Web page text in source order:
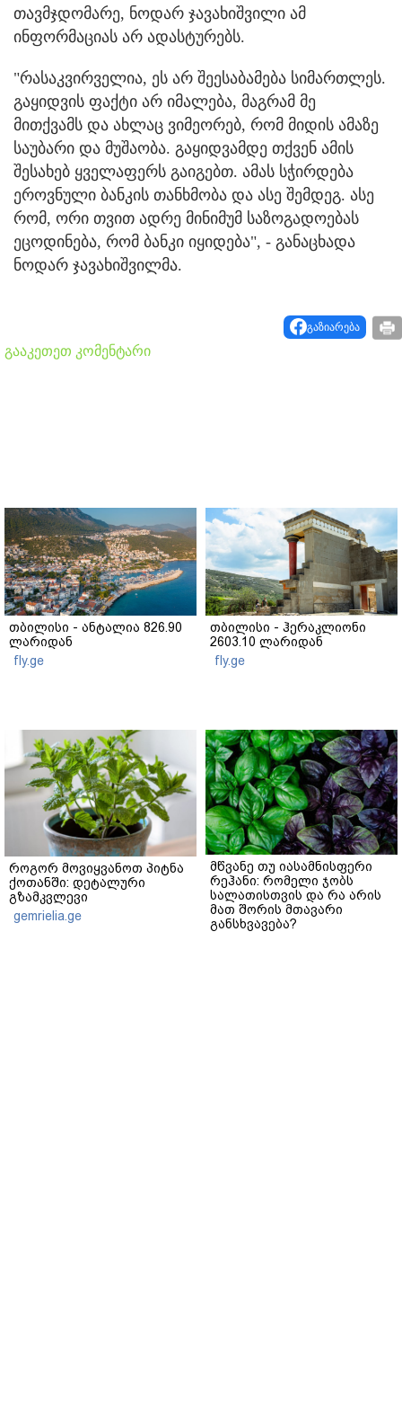
თავმჯდომარე, ნოდარ ჯავახიშვილი ამ
ინფორმაციას არ ადასტურებს.
"რასაკვირველია, ეს არ შეესაბამება სიმართლეს.
გაყიდვის ფაქტი არ იმალება, მაგრამ მე
მითქვამს და ახლაც ვიმეორებ, რომ მიდის ამაზე
საუბარი და მუშაობა. გაყიდვამდე თქვენ ამის
შესახებ ყველაფერს გაიგებთ. ამას სჭირდება
ეროვნული ბანკის თანხმობა და ასე შემდეგ. ასე
რომ, ორი თვით ადრე მინიმუმ საზოგადოებას
ეცოდინება, რომ ბანკი იყიდება", - განაცხადა
ნოდარ ჯავახიშვილმა.
გაზიარება
გააკეთეთ კომენტარი
თბილისი - ანტალია 826.90
ლარიდან
fly.ge
თბილისი - ჰერაკლიონი
2603.10 ლარიდან
fly.ge
როგორ მოვიყვანოთ პიტნა
ქოთანში: დეტალური
გზამკვლევი
gemrielia.ge
მწვანე თუ იასამნისფერი
რეჰანი: რომელი ჯობს
სალათისთვის და რა არის
მათ შორის მთავარი
განსხვავება?